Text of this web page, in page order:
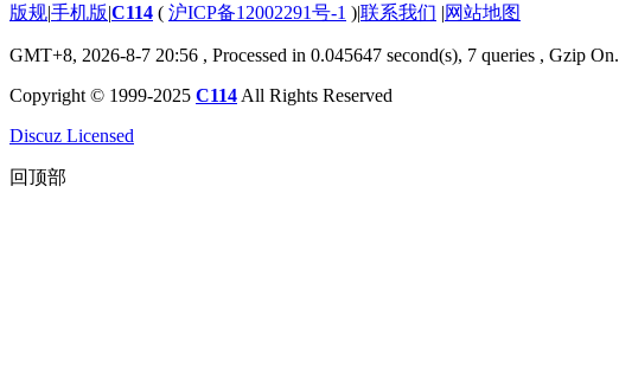
版规|手机版|C114 ( 沪ICP备12002291号-1 )|联系我们 |网站地图
GMT+8, 2026-8-7 20:56 , Processed in 0.045647 second(s), 7 queries , Gzip On.
Copyright © 1999-2025 C114 All Rights Reserved
Discuz Licensed
回顶部